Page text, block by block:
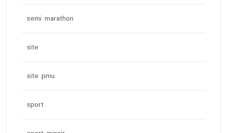
semi marathon
site
site pmu
sport